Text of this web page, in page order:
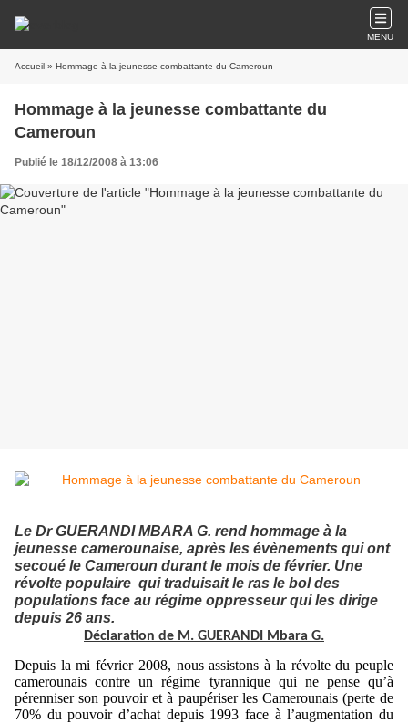
MENU
Accueil » Hommage à la jeunesse combattante du Cameroun
Hommage à la jeunesse combattante du
Cameroun
Publié le 18/12/2008 à 13:06
Le Dr GUERANDI MBARA G. rend hommage à la
jeunesse camerounaise, après les évènements qui ont
secoué le Cameroun durant le mois de février. Une
révolte populaire qui traduisait le ras le bol des
populations face au régime oppresseur qui les dirige
depuis 26 ans.
Déclaration de M. GUERANDI Mbara G.
Depuis la mi février 2008, nous assistons à la révolte du peuple
camerounais contre un régime tyrannique qui ne pense qu’à
pérenniser son pouvoir et à paupériser les Camerounais (perte de
70% du pouvoir d’achat depuis 1993 face à l’augmentation du